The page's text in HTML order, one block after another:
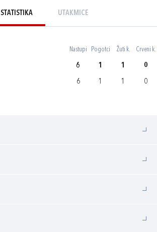
STATISTIKA UTAKMICE
Nastupi Pogotci Žuti k. Crveni k.
6 1 1 0
6 1 1 0